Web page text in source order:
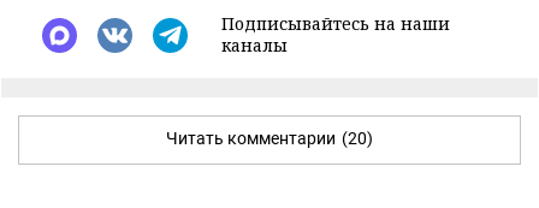
Подписывайтесь на наши
каналы
Читать комментарии (20)